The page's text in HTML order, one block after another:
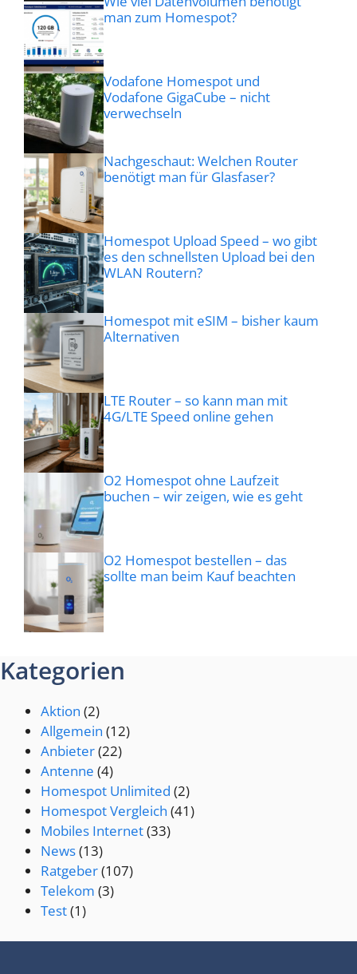
man zum Homespot?
Vodafone Homespot und
Vodafone GigaCube – nicht
verwechseln
Nachgeschaut: Welchen Router
benötigt man für Glasfaser?
Homespot Upload Speed – wo gibt
es den schnellsten Upload bei den
WLAN Routern?
Homespot mit eSIM – bisher kaum
Alternativen
LTE Router – so kann man mit
4G/LTE Speed online gehen
O2 Homespot ohne Laufzeit
buchen – wir zeigen, wie es geht
O2 Homespot bestellen – das
sollte man beim Kauf beachten
Kategorien
Aktion (2)
Allgemein (12)
Anbieter(22)
Antenne (4)
Homespot Unlimited (2)
Homespot Vergleich (41)
Mobiles Internet(33)
News(13)
Ratgeber(107)
Telekom (3)
Test(1)